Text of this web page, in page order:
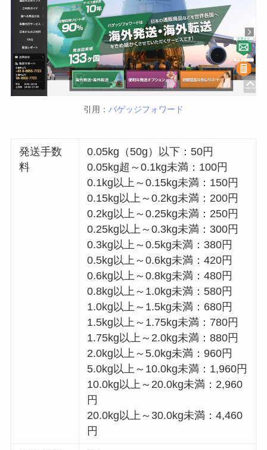
引用： バゲッジフォワード
発送手数
料
0.05kg（50g）以下：50円
0.05kg超～0.1kg未満：100円
0.1kg以上～0.15kg未満：150円
0.15kg以上～0.2kg未満：200円
0.2kg以上～0.25kg未満：250円
0.25kg以上～0.3kg未満：300円
0.3kg以上～0.5kg未満：380円
0.5kg以上～0.6kg未満：420円
0.6kg以上～0.8kg未満：480円
0.8kg以上～1.0kg未満：580円
1.0kg以上～1.5kg未満：680円
1.5kg以上～1.75kg未満：780円
1.75kg以上～2.0kg未満：880円
2.0kg以上～5.0kg未満：960円
5.0kg以上～10.0kg未満：1,960円
10.0kg以上～20.0kg未満：2,960
円
20.0kg以上～30.0kg未満：4,460
円